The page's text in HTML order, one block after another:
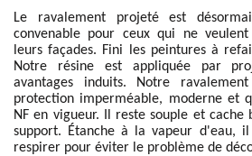
Le ravalement projeté est
convenable pour ceux qui ne
leurs façades. Fini les peintures à
Notre résine est appliquée par
avantages induits. Notre
protection imperméable, moderne et
NF en vigueur. Il reste souple et cache
support. Étanche à la vapeur d'eau,
respirer pour éviter le problème de